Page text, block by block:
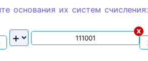
основания их систем счиcления:
x